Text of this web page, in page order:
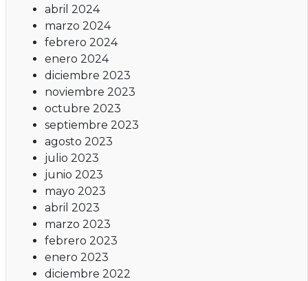
abril 2024
marzo 2024
febrero 2024
enero 2024
diciembre 2023
noviembre 2023
octubre 2023
septiembre 2023
agosto 2023
julio 2023
junio 2023
mayo 2023
abril 2023
marzo 2023
febrero 2023
enero 2023
diciembre 2022